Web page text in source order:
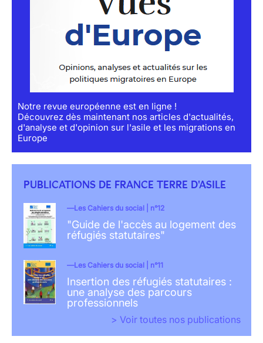
Notre revue européenne est en ligne !
Découvrez dès maintenant nos articles d'actualités,
d'analyse et d'opinion sur l'asile et les migrations en
Europe
PUBLICATIONS DE FRANCE TERRE D'ASILE
Les Cahiers du social | n°12
"Guide de l'accès au logement des
réfugiés statutaires"
Les Cahiers du social | n°11
Insertion des réfugiés statutaires :
une analyse des parcours
professionnels
> Voir toutes nos publications